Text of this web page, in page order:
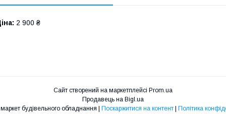
2 900 ₴
Сайт створений на маркетплейсі Prom.ua
Продавець на Bigl.ua
Поскаржитися на контент
Політика